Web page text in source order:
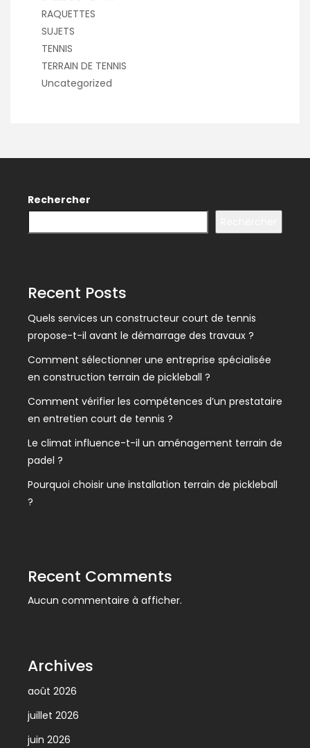
RAQUETTES
SUJETS
TENNIS
TERRAIN DE TENNIS
Uncategorized
Rechercher
Recent Posts
Quels services un constructeur court de tennis
propose-t-il avant le démarrage des travaux ?
Comment sélectionner une entreprise spécialisée
en construction terrain de pickleball ?
Comment vérifier les compétences d’un prestataire
en entretien court de tennis ?
Le climat influence-t-il un aménagement terrain de
padel ?
Pourquoi choisir une installation terrain de pickleball
?
Recent Comments
Aucun commentaire à afficher.
Archives
août 2026
juillet 2026
juin 2026